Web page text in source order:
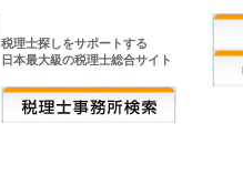
税理士探しをサポートする
日本最大級の税理士総合サイト